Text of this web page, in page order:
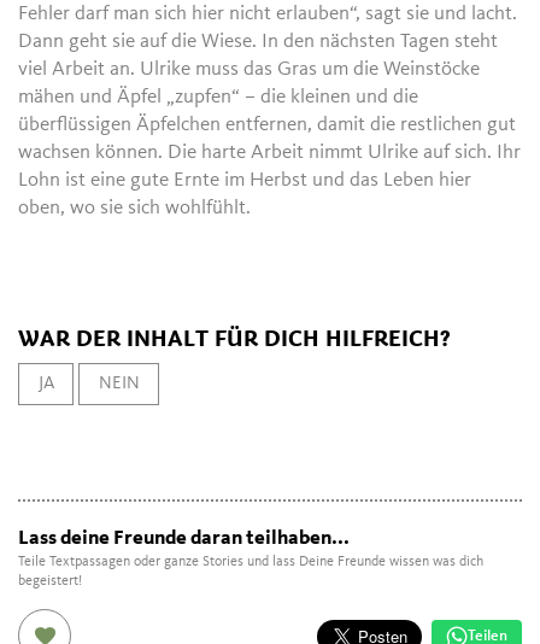
Fehler darf man sich hier nicht erlauben“, sagt sie und lacht.
Dann geht sie auf die Wiese. In den nächsten Tagen steht
viel Arbeit an. Ulrike muss das Gras um die Weinstöcke
mähen und Äpfel „zupfen“ – die kleinen und die
überflüssigen Äpfelchen entfernen, damit die restlichen gut
wachsen können. Die harte Arbeit nimmt Ulrike auf sich. Ihr
Lohn ist eine gute Ernte im Herbst und das Leben hier
oben, wo sie sich wohlfühlt.
WAR DER INHALT FÜR DICH HILFREICH?
JA NEIN
Lass deine Freunde daran teilhaben...
Teile Textpassagen oder ganze Stories und lass Deine Freunde wissen was dich
begeistert!
Teilen